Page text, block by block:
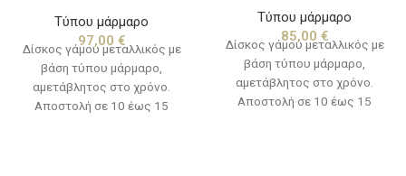
Τύπου μάρμαρο
97,00 €
Δίσκος γάμου μεταλλικός με
βάση τύπου μάρμαρο,
αμετάβλητος στο χρόνο.
Αποστολή σε 10 έως 15
Τύπου μάρμαρο
85,00 €
Δίσκος γάμου μεταλλικός με
βάση τύπου μάρμαρο,
αμετάβλητος στο χρόνο.
Αποστολή σε 10 έως 15